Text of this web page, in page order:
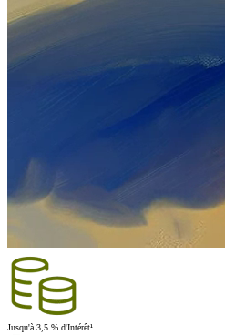
Jusqu'à 3,5 % d'Intérêt¹